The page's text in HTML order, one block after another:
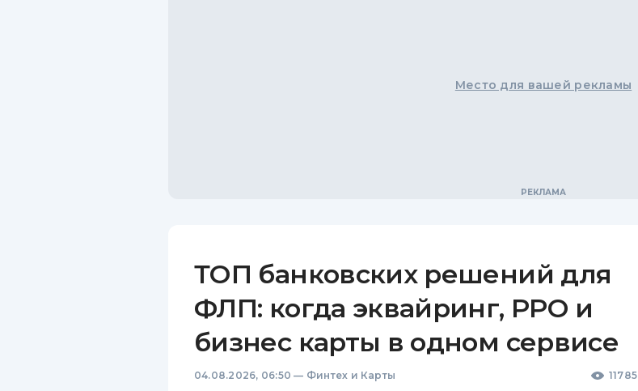
Место для вашей рекламы
ТОП банковских решений для
ФЛП: когда эквайринг, РРО и
бизнес карты в одном сервисе
04.08.2026, 06:50 — Финтех и Карты 11785